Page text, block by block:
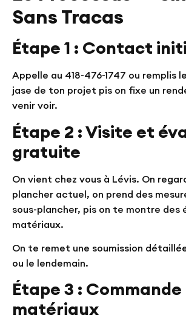
Sans Tracas
Étape 1 : Contact
Appelle au 418-476-1747 ou remplis
jase de ton projet pis on fixe un
venir voir.
Étape 2 : Visite et
gratuite
On vient chez vous à Lévis. On
plancher actuel, on prend des
sous-plancher, pis on te montre des
matériaux.
On te remet une soumission
ou le lendemain.
Étape 3 : Commande
matériaux